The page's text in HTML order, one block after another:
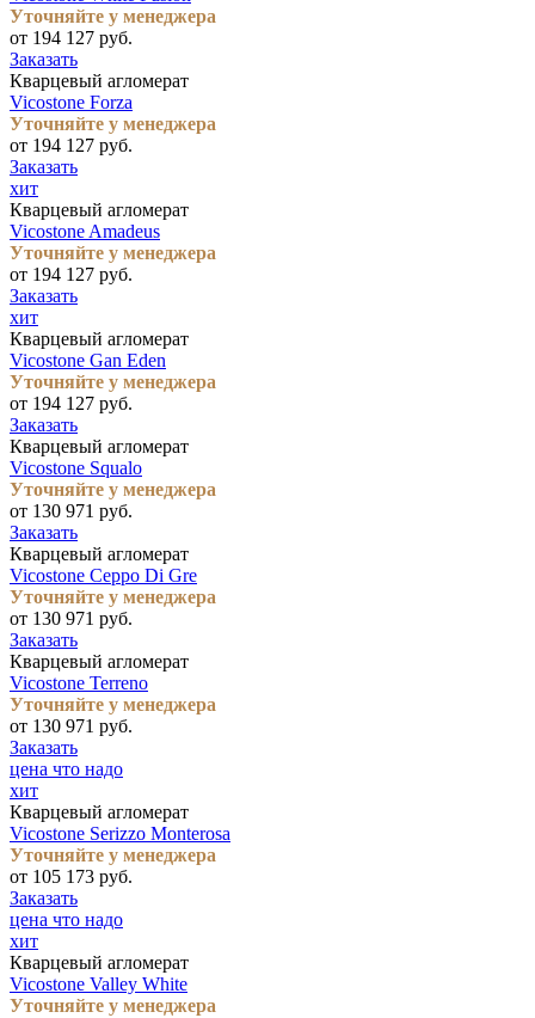
Уточняйте у менеджера
от 194 127 руб.
Заказать
Кварцевый агломерат
Vicostone Forza
Уточняйте у менеджера
от 194 127 руб.
Заказать
хит
Кварцевый агломерат
Vicostone Amadeus
Уточняйте у менеджера
от 194 127 руб.
Заказать
хит
Кварцевый агломерат
Vicostone Gan Eden
Уточняйте у менеджера
от 194 127 руб.
Заказать
Кварцевый агломерат
Vicostone Squalo
Уточняйте у менеджера
от 130 971 руб.
Заказать
Кварцевый агломерат
Vicostone Ceppo Di Gre
Уточняйте у менеджера
от 130 971 руб.
Заказать
Кварцевый агломерат
Vicostone Terreno
Уточняйте у менеджера
от 130 971 руб.
Заказать
цена что надо
хит
Кварцевый агломерат
Vicostone Serizzo Monterosa
Уточняйте у менеджера
от 105 173 руб.
Заказать
цена что надо
хит
Кварцевый агломерат
Vicostone Valley White
Уточняйте у менеджера